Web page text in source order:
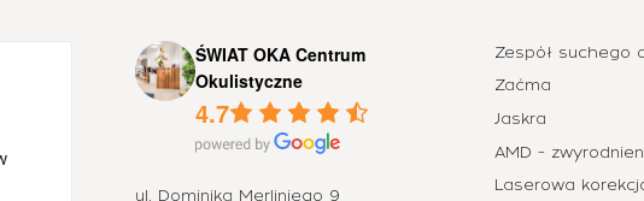
ŚWIAT OKA Centrum
Okulistyczne
4.7
ul. Dominika Merliniego 9
Zespół suchego
Zaćma
Jaskra
AMD –
Laserowa